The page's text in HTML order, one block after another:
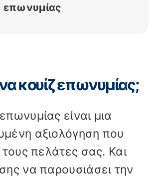
επωνυμίας
κουίζ επωνυμίας;
είναι μια
αξιολόγηση που
τους πελάτες σας. Και
να παρουσιάσει την